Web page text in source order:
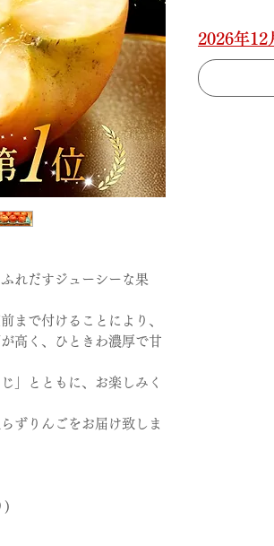
れだすジューシーな果
まで付けることにより、
高く、ひときわ濃厚で甘
」とともに、お楽しみく
ずりんごをお届け致しま
)
2026年12